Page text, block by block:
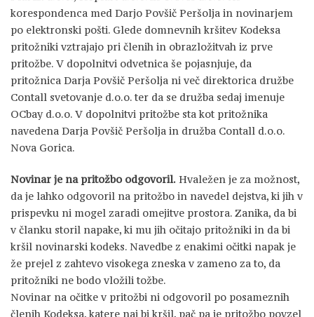
korespondenca med Darjo Povšič Peršolja in novinarjem
po elektronski pošti. Glede domnevnih kršitev Kodeksa
pritožniki vztrajajo pri členih in obrazložitvah iz prve
pritožbe. V dopolnitvi odvetnica še pojasnjuje, da
pritožnica Darja Povšič Peršolja ni več direktorica družbe
Contall svetovanje d.o.o. ter da se družba sedaj imenuje
OCbay d.o.o. V dopolnitvi pritožbe sta kot pritožnika
navedena Darja Povšič Peršolja in družba Contall d.o.o.
Nova Gorica.
Novinar je na pritožbo odgovoril. Hvaležen je za možnost,
da je lahko odgovoril na pritožbo in navedel dejstva, ki jih v
prispevku ni mogel zaradi omejitve prostora. Zanika, da bi
v članku storil napake, ki mu jih očitajo pritožniki in da bi
kršil novinarski kodeks. Navedbe z enakimi očitki napak je
že prejel z zahtevo visokega zneska v zameno za to, da
pritožniki ne bodo vložili tožbe.
Novinar na očitke v pritožbi ni odgovoril po posameznih
členih Kodeksa, katere naj bi kršil, pač pa je pritožbo povzel